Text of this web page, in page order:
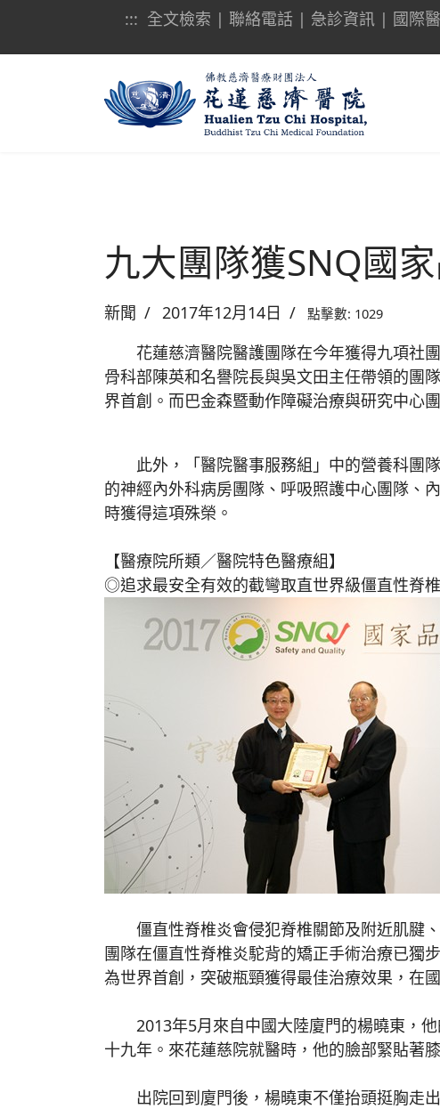
::: 全文檢索 | 聯絡電話| 急診資訊| 國際
九大團隊獲SNQ國
新聞 2017年12月14日 點擊數: 1029
花蓮慈濟醫院醫護團隊在今年獲得九項社
骨科部陳英和名譽院長與吳文田主任帶領的團
界首創。而巴金森暨動作障礙治療與研究中心
此外，「醫院醫事服務組」中的營養科團隊
的神經內外科病房團隊、呼吸照護中心團隊、
時獲得這項殊榮。
【醫療院所類／醫院特色醫療組】
◎追求最安全有效的截彎取直世界級僵直性脊
僵直性脊椎炎會侵犯脊椎關節及附近肌腱、
團隊在僵直性脊椎炎駝背的矯正手術治療已獨
為世界首創，突破瓶頸獲得最佳治療效果，在
2013年5月來自中國大陸廈門的楊曉東，他
十九年。來花蓮慈院就醫時，他的臉部緊貼著
出院回到廈門後，楊曉東不僅抬頭挺胸走出